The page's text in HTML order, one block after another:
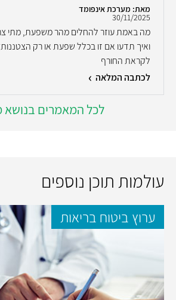
מאת: מערכת אינפומד
30/11/2025
מה באמת עוזר להחלים מהר משפעת, מתי
ואיך תדעו אם זו בכלל שפעת או רק
לקראת החורף
לכתבה המלאה
לכל המאמרים בנושא
עולמות תוכן נוספים
ערוץ ביטוח בריאות